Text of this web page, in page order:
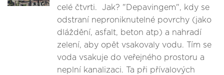
celé čtvrti. Jak? "Depavingem", kdy se
odstraní neproniknutelné povrchy (jako
dláždění, asfalt, beton atp) a nahradí
zelení, aby opět vsakovaly vodu. Tím se
voda vsakuje do veřejného prostoru a
neplní kanalizaci. Ta při přívalových